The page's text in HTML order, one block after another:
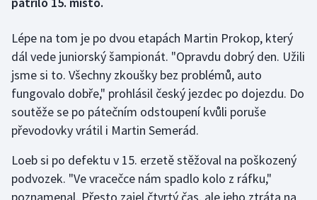
Gymnastika
Házená
Jezdectví
Judo
Lezení
Lépe na tom je po dvou etapách Martin Prokop, který
dál vede juniorský šampionát. "Opravdu dobrý den. Užili
jsme si to. Všechny zkoušky bez problémů, auto
fungovalo dobře," prohlásil český jezdec po dojezdu. Do
soutěže se po pátečním odstoupení kvůli poruše
převodovky vrátil i Martin Semerád.
Loeb si po defektu v 15. erzetě stěžoval na poškozený
podvozek. "Ve vracečce nám spadlo kolo z ráfku,"